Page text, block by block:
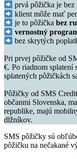
prvá pôžička je
klient môže mať
je to pôžičkabez
vernostný
bez skrytých
Pri prvej pôžičke od
€. Po riadnom splatení
splatených pôžičkách
Pôžičky od SMS
občanmi Slovenska,
republike, majú
dlžníkov.
SMS pôžičky sú
pôžičku na nečakané